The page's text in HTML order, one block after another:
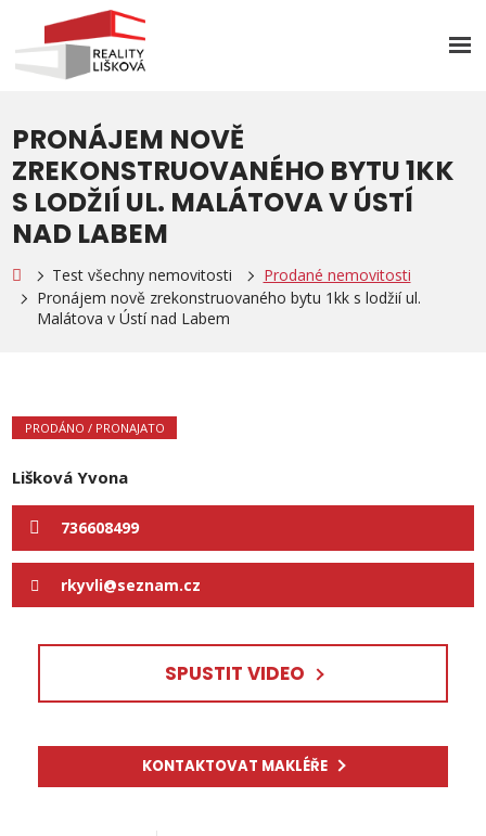
PRONÁJEM NOVĚ
ZREKONSTRUOVANÉHO BYTU 1KK
S LODŽIÍ UL. MALÁTOVA V ÚSTÍ
NAD LABEM
Test všechny nemovitosti
Prodané nemovitosti
Pronájem nově zrekonstruovaného bytu 1kk s lodžií ul.
Malátova v Ústí nad Labem
PRODÁNO / PRONAJATO
Lišková Yvona
736608499
rkyvli@seznam.cz
SPUSTIT VIDEO
KONTAKTOVAT MAKLÉŘE